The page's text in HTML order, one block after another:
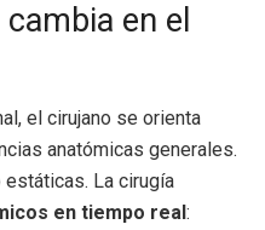
en el
el cirujano se orienta
anatómicas generales.
La cirugía
en tiempo real: